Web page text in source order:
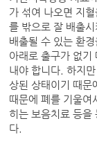
가 섞여 나오면 지
를 밖으로 잘 배출
배출될 수 있는 환
아래로 출구가 없기
내야 합니다. 하지
상된 상태이기 때문
때문에 폐를 기울여
히는 보음치료 등을
다.